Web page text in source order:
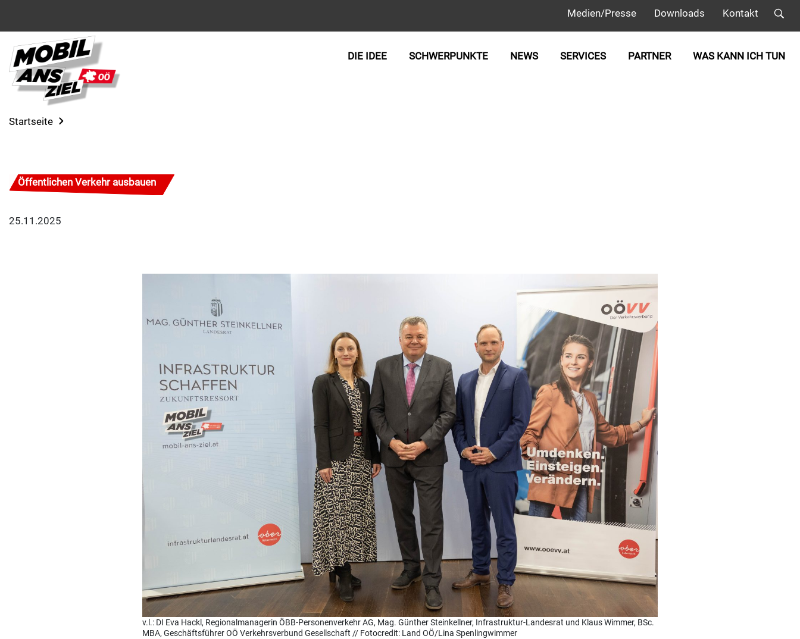
Medien/Presse Downloads Kontakt
DIE IDEE SCHWERPUNKTE NEWS SERVICES PARTNER WAS KANN ICH TUN
Startseite
Öffentlichen Verkehr ausbauen
25.11.2025
v.l.: DI Eva Hackl, Regionalmanagerin ÖBB-Personenverkehr AG, Mag. Günther Steinkellner, Infrastruktur-Landesrat und Klaus Wimmer, BSc.
MBA, Geschäftsführer OÖ Verkehrsverbund Gesellschaft // Fotocredit: Land OÖ/Lina Spenlingwimmer